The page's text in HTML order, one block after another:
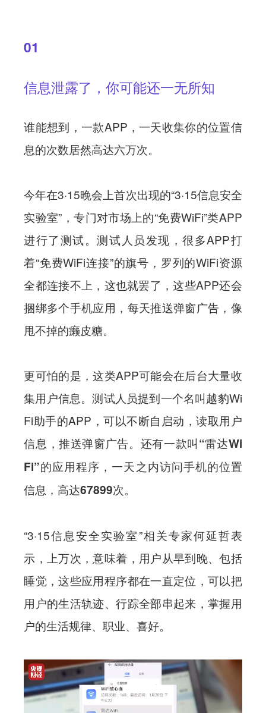
01
信息泄露了，你可能还一无所知
谁能想到，一款APP，一天收集你的位置信
息的次数居然高达六万次。
今年在3·15晚会上首次出现的“3·15信息安全
实验室”，专门对市场上的“免费WiFi”类APP
进行了测试。测试人员发现，很多APP打
着“免费WiFi连接”的旗号，罗列的WiFi资源
全都连接不上，这也就罢了，这些APP还会
捆绑多个手机应用，每天推送弹窗广告，像
甩不掉的癞皮糖。
更可怕的是，这类APP可能会在后台大量收
集用户信息。测试人员提到一个名叫越豹Wi
Fi助手的APP，可以不断自启动，读取用户
信息，推送弹窗广告。 还有一款叫“雷达Wi
Fi”的应用程序，一天之内访问手机的位置
信息，高达67899次。
“3·15信息安全实验室”相关专家何延哲表
示，上万次，意味着，用户从早到晚、包括
睡觉，这些应用程序都在一直定位，可以把
用户的生活轨迹、行踪全部串起来，掌握用
户的生活规律、职业、喜好。